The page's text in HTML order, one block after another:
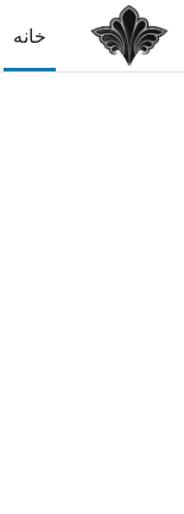
پرش به محتوای اصلی
خانه